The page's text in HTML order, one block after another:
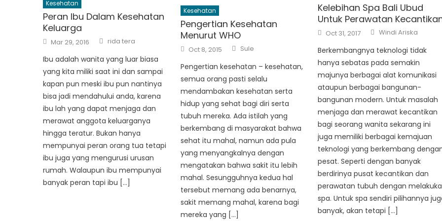
Kesehatan
Peran Ibu Dalam Kesehatan
Keluarga
Posted
on
Mar 29, 2016 Author
rida tera
Ibu adalah wanita yang luar biasa
yang kita miliki saat ini dan sampai
kapan pun meski ibu pun nantinya
bisa jadi mendahului anda, karena
ibu lah yang dapat menjaga dan
merawat anggota keluarganya
hingga teratur. Bukan hanya
mempunyai peran orang tua tetapi
ibu juga yang mengurusi urusan
rumah. Walaupun ibu mempunyai
banyak peran tapi ibu […]
Kesehatan
Pengertian Kesehatan
Menurut WHO
Posted
on
Oct 8, 2015 Author
Sule
Pengertian kesehatan – kesehatan,
semua orang pasti selalu
mendambakan kesehatan serta
hidup yang sehat bagi diri serta
tubuh mereka. Ada istilah yang
berkembang di masyarakat bahwa
sehat itu mahal, namun ada pula
yang menyangkalnya dengan
mengatakan bahwa sakit itu lebih
mahal. Sesungguhnya kedua hal
tersebut memang ada benarnya,
sakit memang mahal, karena bagi
mereka yang […]
Kelebihan Spa Bali Ubud
Untuk Perawatan
Posted
on
Oct 31, 2017 Author
Windi Ariska
Berkembangnya teknologi tidak
hanya sebatas pada semakin
majunya berbagai alat komunikasi
ataupun berbagai bangunan-
bangunan modern. Untuk masalah
menjaga dan merawat kecantikan
bagi seorang wanita sekarang ini
juga memiliki berbagai kemajuan
teknologi yang berkembang
pesat. Seperti dengan banyak
berdirinya pusat kecantikan dan
perawatan tubuh dengan
spa. Untuk spa sendiri pilihannya
banyak, akan tetapi […]